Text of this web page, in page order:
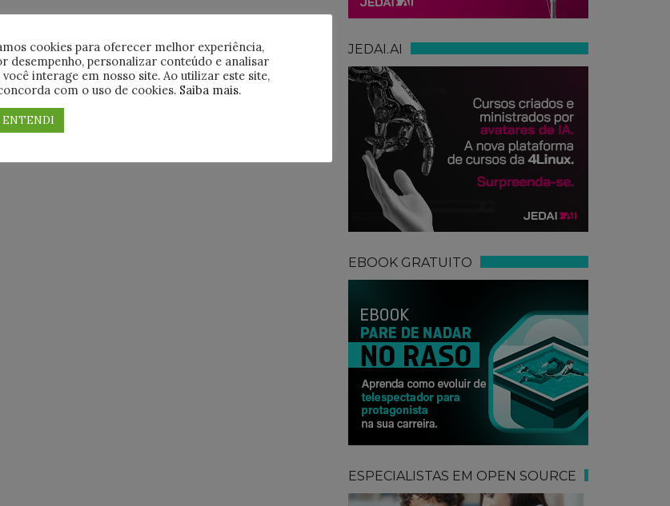
JEDAI.AI
EBOOK GRATUITO
ESPECIALISTAS EM OPEN SOURCE
cookies para oferecer melhor experiência,
desempenho, personalizar conteúdo e analisar
interage em nosso site. Ao utilizar este site,
com o uso de cookies. Saiba mais.
ENTENDI